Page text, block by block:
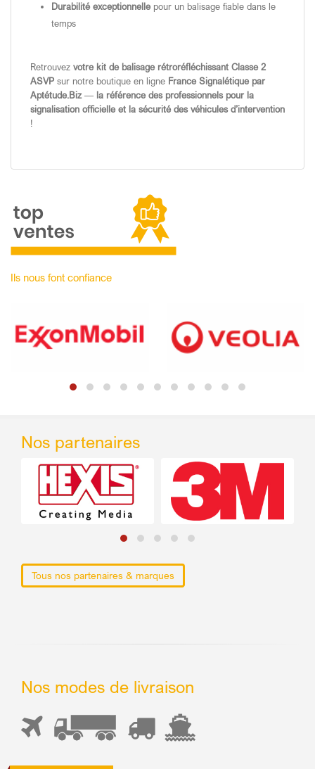
Durabilité exceptionnellepour un balisage fiable dans le
temps
Retrouvez votre kit de balisage rétroréfléchissant Classe 2
ASVP sur notre boutique en ligne France Signalétique par
Aptétude.Biz — la référence des professionnels pour la
signalisation officielle et la sécurité des véhicules d’intervention
!
Ils nous font confiance
Nos partenaires
Tous nos partenaires & marques
Nos modes de livraison